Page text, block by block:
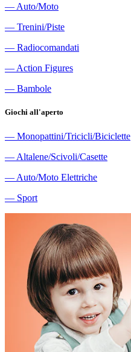
― Auto/Moto
― Trenini/Piste
― Radiocomandati
― Action Figures
― Bambole
Giochi all'aperto
― Monopattini/Tricicli/Biciclette
― Altalene/Scivoli/Casette
― Auto/Moto Elettriche
― Sport